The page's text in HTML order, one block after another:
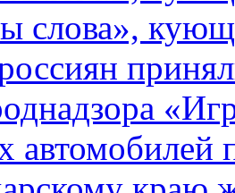
слова»,
автомобилей